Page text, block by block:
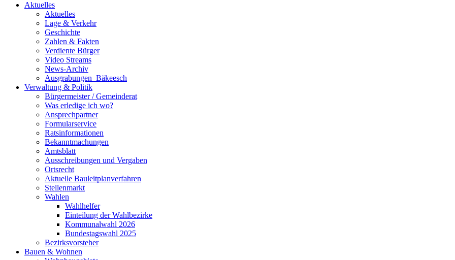
Aktuelles
Aktuelles
Lage & Verkehr
Geschichte
Zahlen & Fakten
Verdiente Bürger
Video Streams
News-Archiv
Ausgrabungen_Bäkeesch
Verwaltung & Politik
Bürgermeister / Gemeinderat
Was erledige ich wo?
Ansprechpartner
Formularservice
Ratsinformationen
Bekanntmachungen
Amtsblatt
Ausschreibungen und Vergaben
Ortsrecht
Aktuelle Bauleitplanverfahren
Stellenmarkt
Wahlen
Wahlhelfer
Einteilung der Wahlbezirke
Kommunalwahl 2026
Bundestagswahl 2025
Bezirksvorsteher
Bauen & Wohnen